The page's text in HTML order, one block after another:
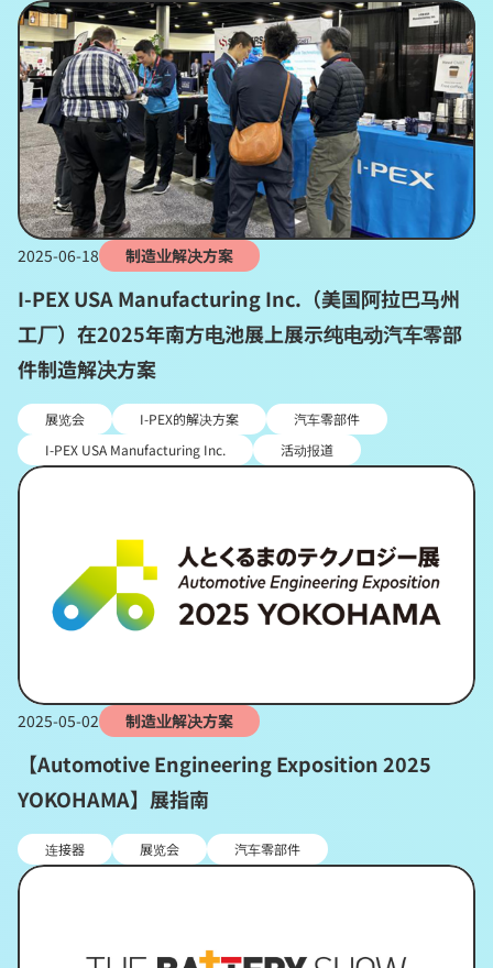
2025-06-18 制造业解决方案
I-PEX USA Manufacturing Inc.（美国阿拉巴马州
工厂）在2025年南方电池展上展示纯电动汽车零部
件制造解决方案
展览会 I-PEX的解决方案
汽车零部件
I-PEX USA Manufacturing Inc.
活动报道
2025-05-02 制造业解决方案
【Automotive Engineering Exposition 2025
YOKOHAMA】展指南
连接器 展览会 汽车零部件